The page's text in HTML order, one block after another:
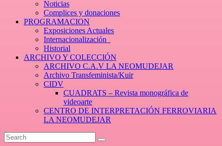
Noticias
Complices y donaciones
PROGRAMACION
Exposiciones Actuales
Internacionalización_
Historial
ARCHIVO Y COLECCIÓN
ARCHIVO C.A.V LA NEOMUDEJAR
Archivo Transfeminista/Kuir
CIDV
CUADRATS – Revista monográfica de
videoarte
CENTRO DE INTERPRETACIÓN FERROVIARIA
LA NEOMUDEJAR